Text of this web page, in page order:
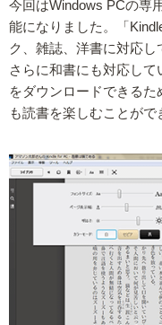
今回はWindows PCの専
能になりました。「
ク、雑誌、洋書に対応
さらに和書にも対応し
をダウンロードできる
も読書を楽しむことがで